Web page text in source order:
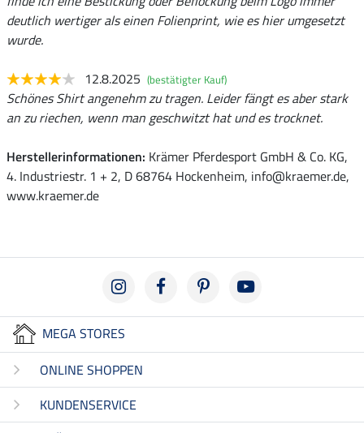
deutlich wertiger als einen Folienprint, wie es hier umgesetzt
wurde.
12.8.2025 (bestätigter Kauf)
Schönes Shirt angenehm zu tragen. Leider fängt es aber stark
an zu riechen, wenn man geschwitzt hat und es trocknet.
Herstellerinformationen: Krämer Pferdesport GmbH & Co. KG,
4. Industriestr. 1 + 2, D 68764 Hockenheim, info@kraemer.de,
www.kraemer.de
MEGA STORES
ONLINE SHOPPEN
KUNDENSERVICE